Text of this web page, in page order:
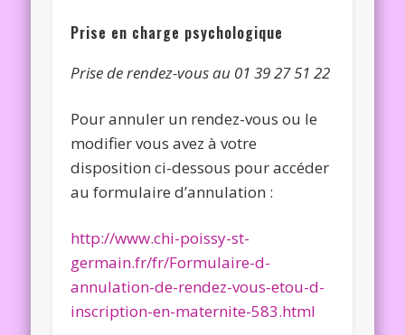
Prise en charge psychologique
Prise de rendez-vous au 01 39 27 51 22
Pour annuler un rendez-vous ou le
modifier vous avez à votre
disposition ci-dessous pour accéder
au formulaire d’annulation :
http://www.chi-poissy-st-
germain.fr/fr/Formulaire-d-
annulation-de-rendez-vous-etou-d-
inscription-en-maternite-583.html